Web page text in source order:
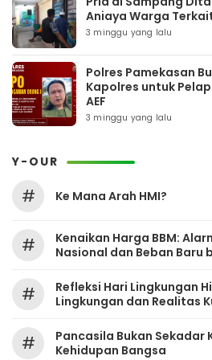
Aniaya Warga
3 minggu yang lalu
Polres Pamekasan
Kapolres untuk
AEF
3 minggu yang lalu
Y-OUR
# Ke Mana Arah HMI?
#
Kenaikan Harga BBM:
Nasional dan Beban Baru
#
Refleksi Hari Lingkungan
Lingkungan dan Realitas
#
Pancasila Bukan
Kehidupan Bangsa